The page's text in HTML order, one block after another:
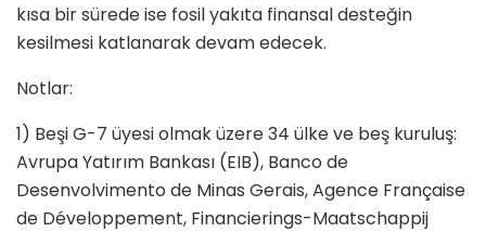
kısa bir sürede ise fosil yakıta finansal desteğin
kesilmesi katlanarak devam edecek.
Notlar:
1) Beşi G-7 üyesi olmak üzere 34 ülke ve beş kuruluş:
Avrupa Yatırım Bankası (EIB), Banco de
Desenvolvimento de Minas Gerais, Agence Française
de Développement, Financierings-Maatschappij